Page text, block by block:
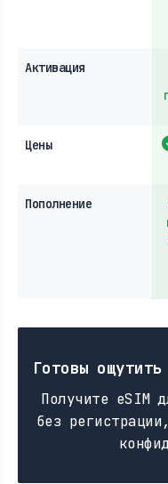
Активация
Цены
Пополнение
Готовы
Получите eSIM
без